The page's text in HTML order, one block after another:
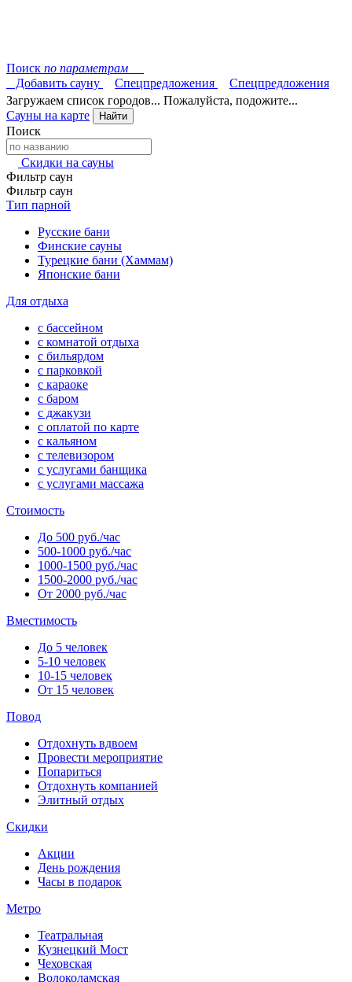
Поиск по параметрам
Добавить сауну
Спецпредложения
Спецпредложения
Загружаем список городов... Пожалуйста, подожите...
Сауны на карте
Найти
Поиск
Скидки на сауны
Фильтр саун
Фильтр саун
Тип парной
Русские бани
Финские сауны
Турецкие бани (Хаммам)
Японские бани
Для отдыха
с бассейном
с комнатой отдыха
с бильярдом
с парковкой
с караоке
с баром
с джакузи
с оплатой по карте
с кальяном
с телевизором
с услугами банщика
с услугами массажа
Стоимость
До 500 руб./час
500-1000 руб./час
1000-1500 руб./час
1500-2000 руб./час
От 2000 руб./час
Вместимость
До 5 человек
5-10 человек
10-15 человек
От 15 человек
Повод
Отдохнуть вдвоем
Провести мероприятие
Попариться
Отдохнуть компанией
Элитный отдых
Скидки
Акции
День рождения
Часы в подарок
Метро
Театральная
Кузнецкий Мост
Чеховская
Волоколамская